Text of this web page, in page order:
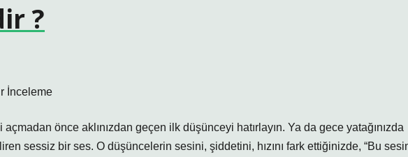
?
İnceleme
açmadan önce aklınızdan geçen ilk düşünceyi hatırlayın. Ya da gece yatağınızda
sessiz bir ses. O düşüncelerin sesini, şiddetini, hızını fark ettiğinizde, “Bu